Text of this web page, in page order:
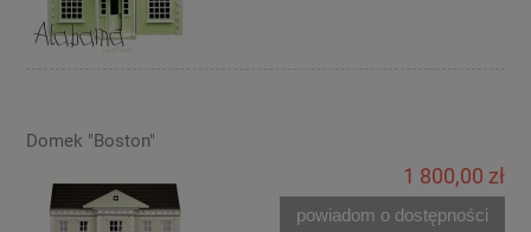
Domek "Boston"
1 800,00 zł
powiadom o dostępności